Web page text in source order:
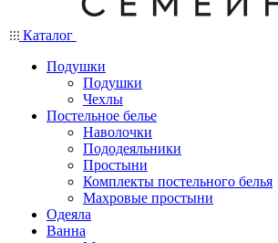
Каталог
Подушки
Подушки
Чехлы
Постельное белье
Наволочки
Пододеяльники
Простыни
Комплекты постельного белья
Махровые простыни
Одеяла
Ванна